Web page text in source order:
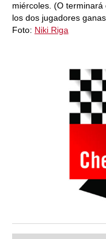
miércoles. (O
los dos jugadores
Foto: Niki Riga